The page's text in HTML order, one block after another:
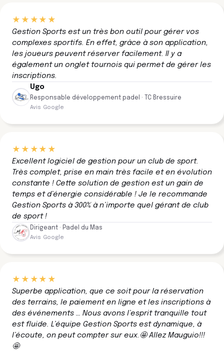
★★★★★
Gestion Sports est un très bon outil pour gérer vos
complexes sportifs. En effet, grâce à son application,
les joueurs peuvent réserver facilement. Il y a
également un onglet tournois qui permet de gérer les
inscriptions.
Ugo
Responsable développement padel · TC Bressuire
Avis Google
★★★★★
Excellent logiciel de gestion pour un club de sport.
Très complet, prise en main très facile et en évolution
constante ! Cette solution de gestion est un gain de
temps et d’énergie considérable ! Je le recommande
Gestion Sports à 300% à n’importe quel gérant de club
de sport !
Dirigeant · Padel du Mas
Avis Google
★★★★★
Superbe application, que ce soit pour la réservation
des terrains, le paiement en ligne et les inscriptions à
des événements … Nous avons l’esprit tranquille tout
est fluide. L’équipe Gestion Sports est dynamique, à
l’écoute, on peut compter sur eux.🤩 Allez Mauguio!!!
🤩